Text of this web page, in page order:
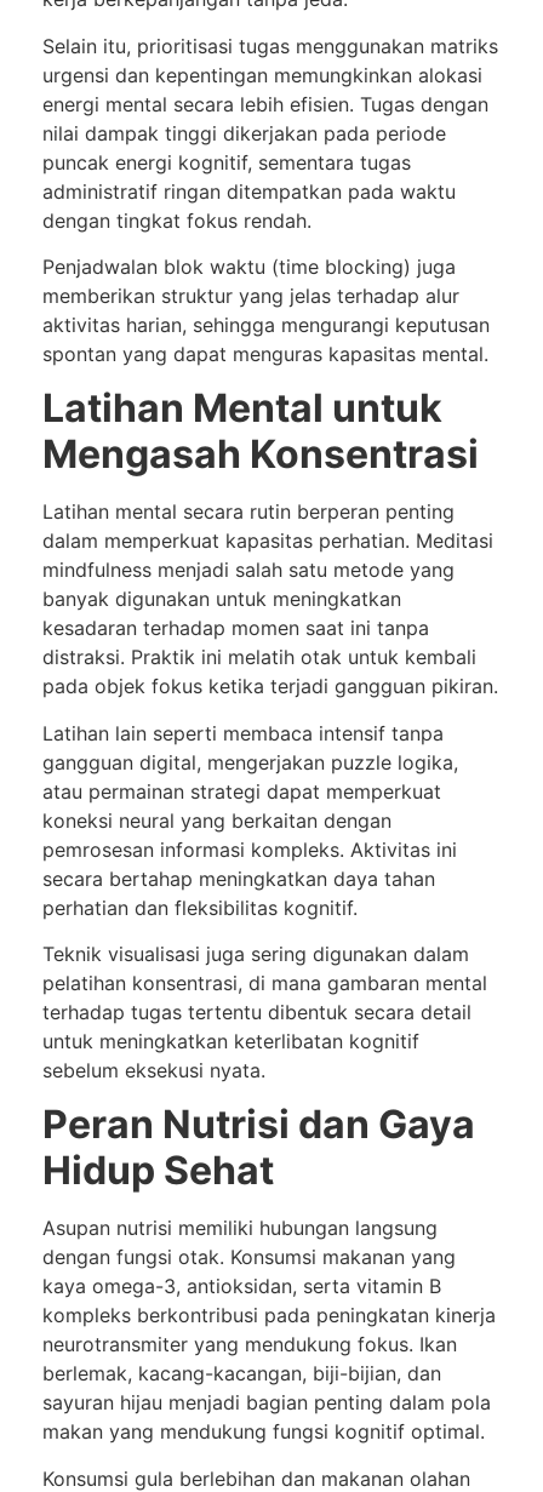
Selain itu, prioritisasi tugas menggunakan matriks
urgensi dan kepentingan memungkinkan alokasi
energi mental secara lebih efisien. Tugas dengan
nilai dampak tinggi dikerjakan pada periode
puncak energi kognitif, sementara tugas
administratif ringan ditempatkan pada waktu
dengan tingkat fokus rendah.
Penjadwalan blok waktu (time blocking) juga
memberikan struktur yang jelas terhadap alur
aktivitas harian, sehingga mengurangi keputusan
spontan yang dapat menguras kapasitas mental.
Latihan Mental untuk
Mengasah Konsentrasi
Latihan mental secara rutin berperan penting
dalam memperkuat kapasitas perhatian. Meditasi
mindfulness menjadi salah satu metode yang
banyak digunakan untuk meningkatkan
kesadaran terhadap momen saat ini tanpa
distraksi. Praktik ini melatih otak untuk kembali
pada objek fokus ketika terjadi gangguan pikiran.
Latihan lain seperti membaca intensif tanpa
gangguan digital, mengerjakan puzzle logika,
atau permainan strategi dapat memperkuat
koneksi neural yang berkaitan dengan
pemrosesan informasi kompleks. Aktivitas ini
secara bertahap meningkatkan daya tahan
perhatian dan fleksibilitas kognitif.
Teknik visualisasi juga sering digunakan dalam
pelatihan konsentrasi, di mana gambaran mental
terhadap tugas tertentu dibentuk secara detail
untuk meningkatkan keterlibatan kognitif
sebelum eksekusi nyata.
Peran Nutrisi dan Gaya
Hidup Sehat
Asupan nutrisi memiliki hubungan langsung
dengan fungsi otak. Konsumsi makanan yang
kaya omega-3, antioksidan, serta vitamin B
kompleks berkontribusi pada peningkatan kinerja
neurotransmiter yang mendukung fokus. Ikan
berlemak, kacang-kacangan, biji-bijian, dan
sayuran hijau menjadi bagian penting dalam pola
makan yang mendukung fungsi kognitif optimal.
Konsumsi gula berlebihan dan makanan olahan